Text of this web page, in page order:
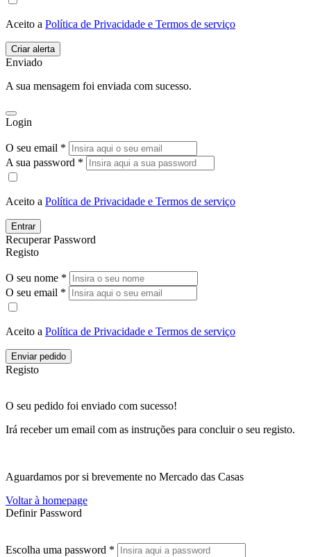
Aceito a Política de Privacidade e Termos de serviço
Enviado
A sua mensagem foi enviada com sucesso.
Login
O seu email *
A sua password *
Aceito a Política de Privacidade e Termos de serviço
Entrar
Recuperar Password
Registo
O seu nome *
O seu email *
Aceito a Política de Privacidade e Termos de serviço
Enviar pedido
Registo
O seu pedido foi enviado com sucesso!
Irá receber um email com as instruções para concluir o seu registo.
Aguardamos por si brevemente no Mercado das Casas
Voltar à homepage
Definir Password
Escolha uma password *